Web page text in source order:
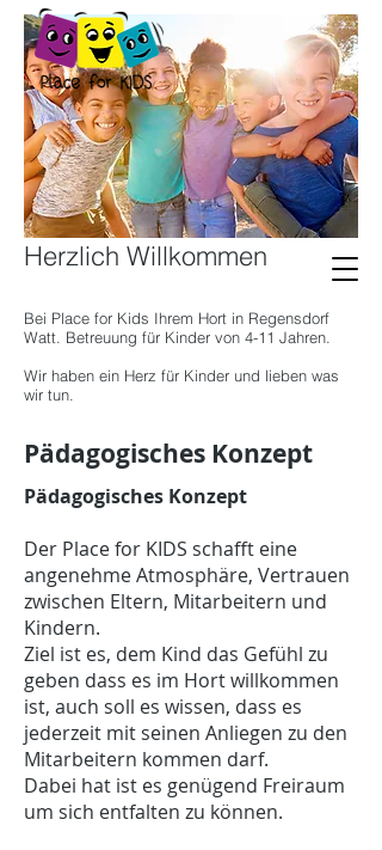
Herzlich Willkommen
Bei Place for Kids Ihrem Hort in Regensdorf
Watt. Betreuung für Kinder von 4-11 Jahren.
Wir haben ein Herz für Kinder und lieben was
wir tun.
Pädagogisches Konzept
Pädagogisches Konzept
Der Place for KIDS schafft eine
angenehme Atmosphäre, Vertrauen
zwischen Eltern, Mitarbeitern und
Kindern.
Ziel ist es, dem Kind das Gefühl zu
geben dass es im Hort willkommen
ist, auch soll es wissen, dass es
jederzeit mit seinen Anliegen zu den
Mitarbeitern kommen darf.
Dabei hat ist es genügend Freiraum
um sich entfalten zu können.